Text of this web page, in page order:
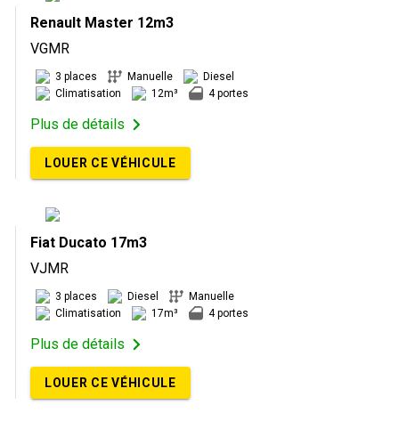
Renault Master 12m3
VGMR
3 places Manuelle
Diesel
Climatisation
12m³ 4 portes
Plus de détails
LOUER CE VÉHICULE
Fiat Ducato 17m3
VJMR
3 places Diesel
Manuelle
Climatisation
17m³ 4 portes
Plus de détails
LOUER CE VÉHICULE